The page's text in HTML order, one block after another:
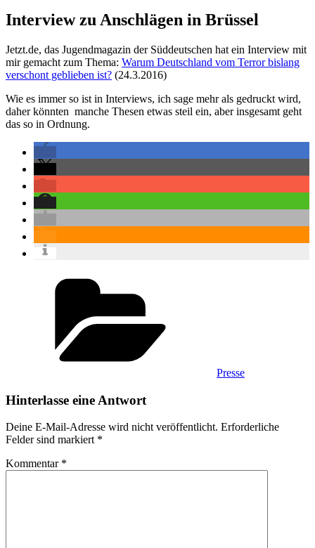
Interview zu Anschlägen in Brüssel
Jetzt.de, das Jugendmagazin der Süddeutschen hat ein Interview mit
mir gemacht zum Thema: Warum Deutschland vom Terror bislang
verschont geblieben ist? (24.3.2016)
Wie es immer so ist in Interviews, ich sage mehr als gedruckt wird,
daher könnten manche Thesen etwas steil ein, aber insgesamt geht
das so in Ordnung.
Presse
Hinterlasse eine Antwort
Deine E-Mail-Adresse wird nicht veröffentlicht. Erforderliche
Felder sind markiert *
Kommentar *